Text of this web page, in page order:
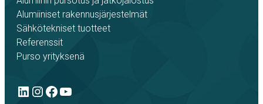
Alumiiniset rakennusjärjestelmät
Sähkötekniset tuotteet
Referenssit
Purso yrityksenä
LinkedIn
Instagram
Facebook
YouTube